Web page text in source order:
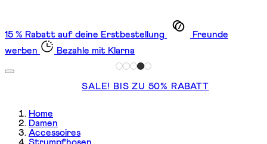
15 % Rabatt auf deine Erstbestellung
Freunde
werben
Bezahle mit Klarna
SALE! BIS ZU 50% RABATT
Home
Damen
Accessoires
Strumpfhosen